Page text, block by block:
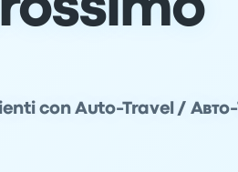
con Auto-Travel /